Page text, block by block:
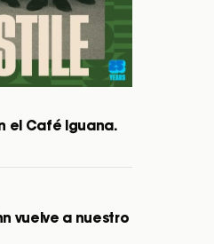
el Café Iguana.
vuelve a nuestro